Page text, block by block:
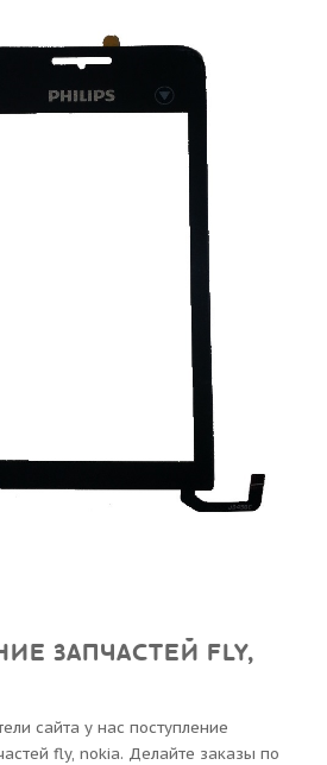
ЗАПЧАСТЕЙ FLY,
сайта у нас поступление
fly, nokia. Делайте заказы по